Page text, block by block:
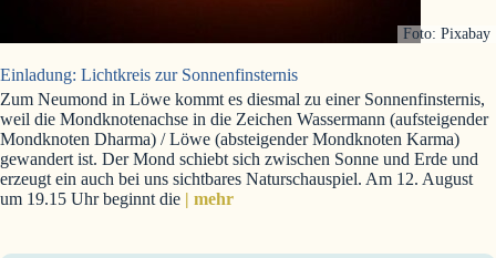
Foto: Pixabay
Einladung: Lichtkreis zur Sonnenfinsternis
Zum Neumond in Löwe kommt es diesmal zu einer Sonnenfinsternis,
weil die Mondknotenachse in die Zeichen Wassermann (aufsteigender
Mondknoten Dharma) / Löwe (absteigender Mondknoten Karma)
gewandert ist. Der Mond schiebt sich zwischen Sonne und Erde und
erzeugt ein auch bei uns sichtbares Naturschauspiel. Am 12. August
um 19.15 Uhr beginnt die
| mehr